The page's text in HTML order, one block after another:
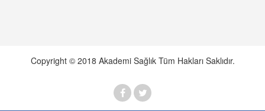
Copyright © 2018 Akademi Sağlık Tüm Hakları Saklıdır.